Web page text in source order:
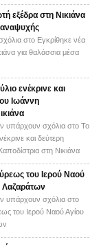
εξέδρα στη Νικιάνα
αναψυχής
στο Εγκρίθηκε νέα
για θαλάσσια μέσα
ενέκρινε και
Ιωάννη
υπάρχουν σχόλια στο Το
και δεύτερη
στη Νικιάνα
του Ιερού Ναού
Λαζαράτων
υπάρχουν σχόλια στο
του Ιερού Ναού Αγίου